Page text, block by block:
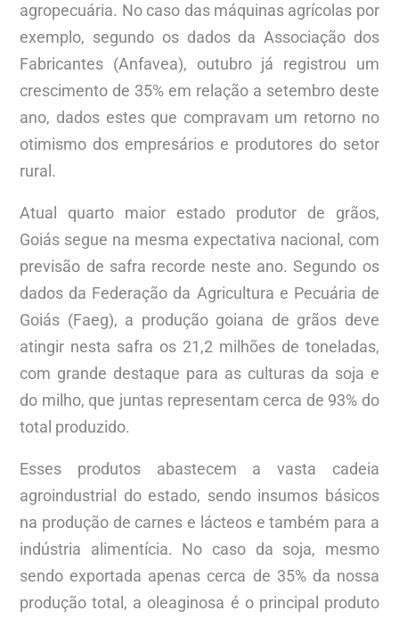
agropecuária. No caso das máquinas agrícolas por
exemplo, segundo os dados da Associação dos
Fabricantes (Anfavea), outubro já registrou um
crescimento de 35% em relação a setembro deste
ano, dados estes que compravam um retorno no
otimismo dos empresários e produtores do setor
rural.
Atual quarto maior estado produtor de grãos,
Goiás segue na mesma expectativa nacional, com
previsão de safra recorde neste ano. Segundo os
dados da Federação da Agricultura e Pecuária de
Goiás (Faeg), a produção goiana de grãos deve
atingir nesta safra os 21,2 milhões de toneladas,
com grande destaque para as culturas da soja e
do milho, que juntas representam cerca de 93% do
total produzido.
Esses produtos abastecem a vasta cadeia
agroindustrial do estado, sendo insumos básicos
na produção de carnes e lácteos e também para a
indústria alimentícia. No caso da soja, mesmo
sendo exportada apenas cerca de 35% da nossa
produção total, a oleaginosa é o principal produto